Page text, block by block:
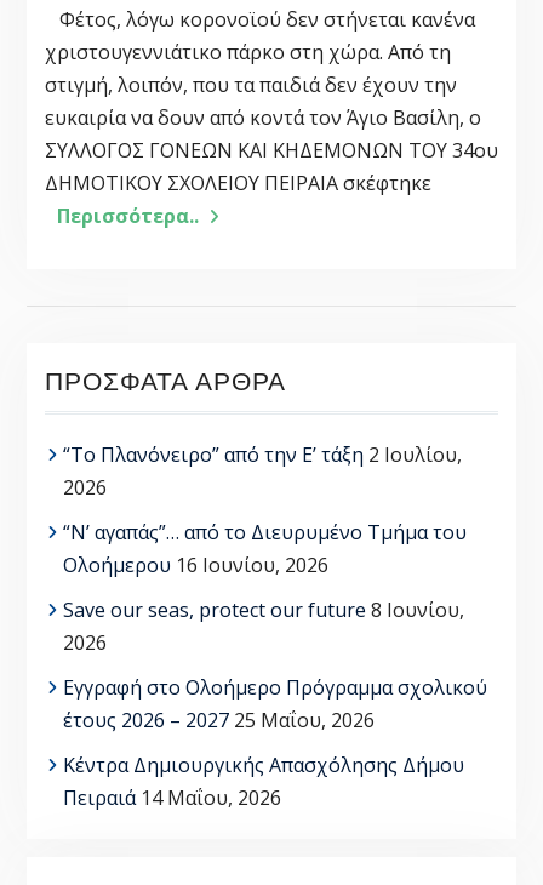
Φέτος, λόγω κορονοϊού δεν στήνεται κανένα
χριστουγεννιάτικο πάρκο στη χώρα. Από τη
στιγμή, λοιπόν, που τα παιδιά δεν έχουν την
ευκαιρία να δουν από κοντά τον Άγιο Βασίλη, ο
ΣΥΛΛΟΓΟΣ ΓΟΝΕΩΝ ΚΑΙ ΚΗΔΕΜΟΝΩΝ ΤΟΥ 34ου
ΔΗΜΟΤΙΚΟΥ ΣΧΟΛΕΙΟΥ ΠΕΙΡΑΙΑ σκέφτηκε
Περισσότερα..
ΠΡΌΣΦΑΤΑ ΆΡΘΡΑ
“Το Πλανόνειρο” από την Ε’ τάξη 2 Ιουλίου,
2026
“Ν’ αγαπάς”… από το Διευρυμένο Τμήμα του
Ολοήμερου 16 Ιουνίου, 2026
Save our seas, protect our future 8 Ιουνίου,
2026
Εγγραφή στο Ολοήμερο Πρόγραμμα σχολικού
έτους 2026 – 2027 25 Μαΐου, 2026
Κέντρα Δημιουργικής Απασχόλησης Δήμου
Πειραιά 14 Μαΐου, 2026